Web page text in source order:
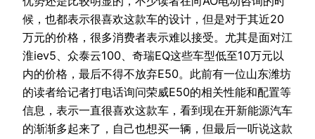
候，也都表示很喜欢这款车的设计，但是对于其近20
万元的价格，很多消费者表示难以接受。尤其是面对江
淮iev5、众泰云100、奇瑞EQ这些车型低至10万元以
内的价格，最后不得不放弃E50。此前有一位山东潍坊
的读者给记者打电话询问荣威E50的相关性能和配置等
信息，表示一直很喜欢这款车，看到现在开新能源汽车
的渐渐多起来了，自己也想买一辆，但最后一听说这款